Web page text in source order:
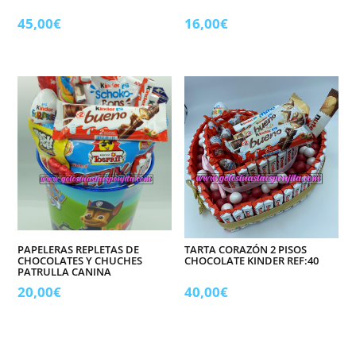
45,00€ 16,00€
PAPELERAS REPLETAS DE
CHOCOLATES Y CHUCHES
PATRULLA CANINA
20,00€
TARTA CORAZÓN 2 PISOS
CHOCOLATE KINDER REF:40
40,00€